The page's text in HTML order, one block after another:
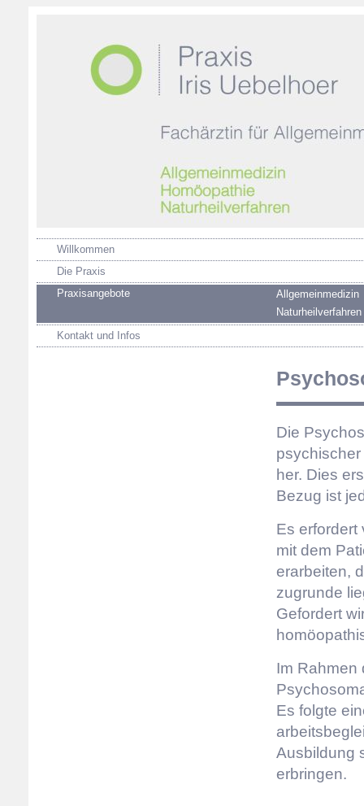
Willkommen
Die Praxis
Praxisangebote
Allgemeinmedizin
Naturheilverfahren
Kontakt und Infos
Die
her. Dies
Bezug ist
Es erfordert
mit dem
erarbeiten,
zugrunde
Gefordert
Im Rahmen
Es folgte
Ausbildung
erbringen.